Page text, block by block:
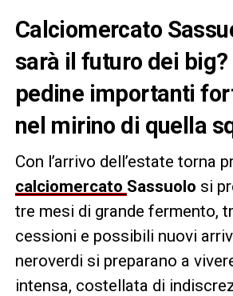
Calciomercato
sarà il futuro dei big?
pedine importanti
nel mirino di quella
Con l’arrivo dell’estate torna
calciomercato Sassuolo si
tre mesi di grande fermento,
cessioni e possibili nuovi
neroverdi si preparano a
intensa, costellata di